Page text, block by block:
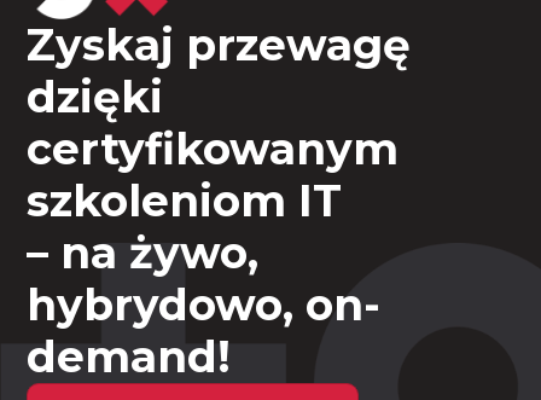
Zyskaj przewagę
dzięki
certyfikowanym
szkoleniom IT
– na żywo,
hybrydowo, on-
demand!